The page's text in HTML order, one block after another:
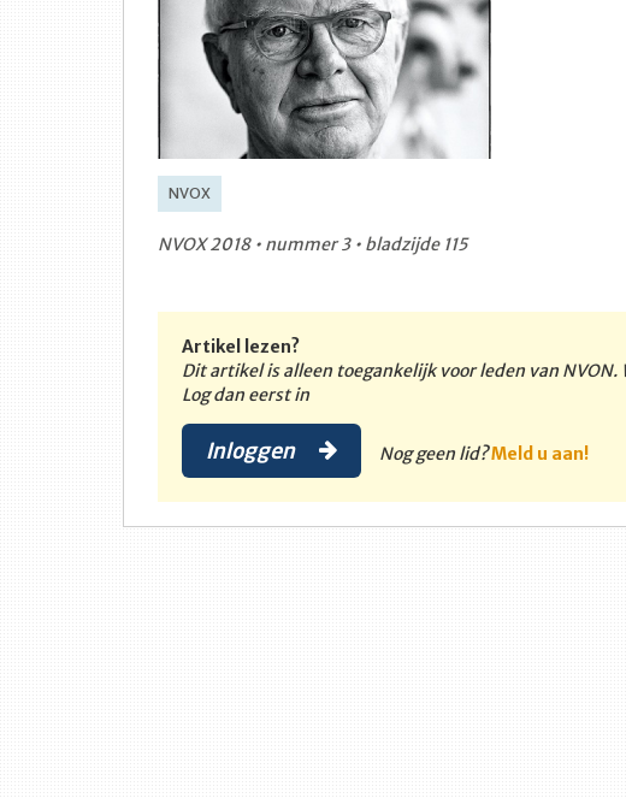
NVOX
NVOX 2018 • nummer 3 • bladzijde 115
Artikel lezen?
Dit artikel is alleen toegankelijk voor leden van NVON.
Log dan eerst in
Inloggen Nog geen lid?Meld u aan!